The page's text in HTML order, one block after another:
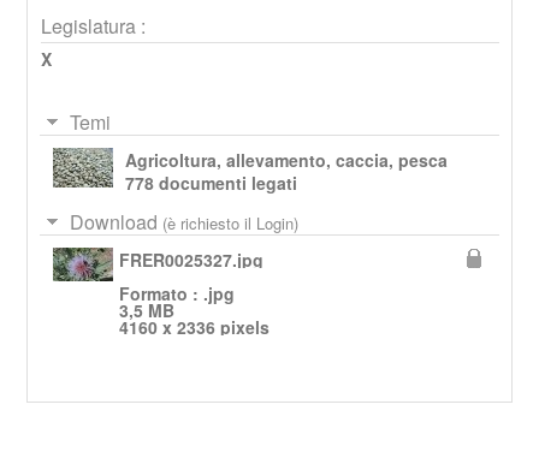
Legislatura :
X
Temi
Agricoltura, allevamento, caccia, pesca
778 documenti legati
Download (è richiesto il Login)
FRER0025327.jpg
Formato : .jpg
3,5 MB
4160 x 2336 pixels